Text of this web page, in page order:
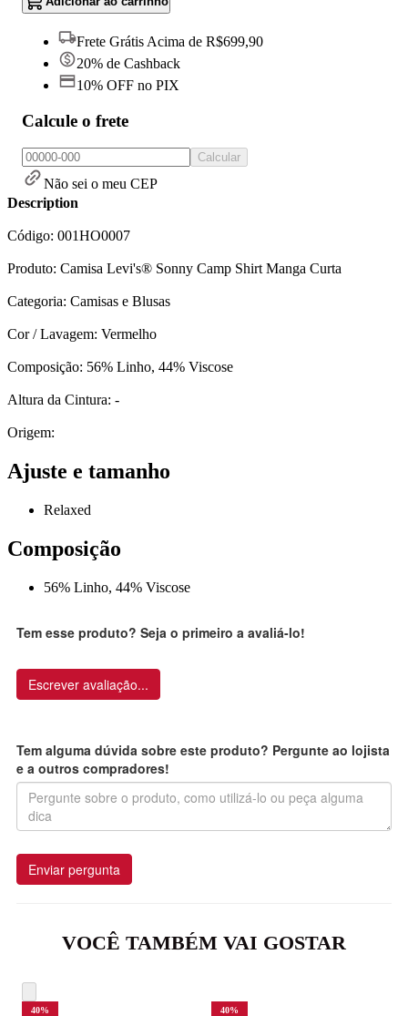
Frete Grátis Acima de R$699,90
20% de Cashback
10% OFF no PIX
Calcule o frete
Calcular
Não sei o meu CEP
Description
Código: 001HO0007
Produto: Camisa Levi's® Sonny Camp Shirt Manga Curta
Categoria: Camisas e Blusas
Cor / Lavagem: Vermelho
Composição: 56% Linho, 44% Viscose
Altura da Cintura: -
Origem:
Ajuste e tamanho
Relaxed
Composição
56% Linho, 44% Viscose
Tem esse produto? Seja o primeiro a avaliá-lo!
Escrever avaliação...
Tem alguma dúvida sobre este produto? Pergunte ao lojista
e a outros compradores!
Enviar pergunta
VOCÊ TAMBÉM VAI GOSTAR
40% 40%